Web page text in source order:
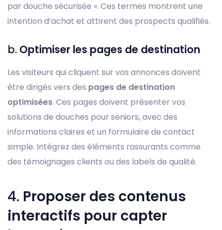
par douche sécurisée ». Ces termes montrent une
intention d’achat et attirent des prospects qualifiés.
b. Optimiser les pages de destination
Les visiteurs qui cliquent sur vos annonces doivent
être dirigés vers des pages de destination
optimisées. Ces pages doivent présenter vos
solutions de douches pour seniors, avec des
informations claires et un formulaire de contact
simple. Intégrez des éléments rassurants comme
des témoignages clients ou des labels de qualité.
4. Proposer des contenus
interactifs pour capter